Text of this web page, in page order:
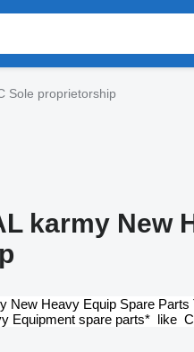
Sole proprietorship
karmy New
New Heavy Equip Spare Parts
Equipment spare parts* like